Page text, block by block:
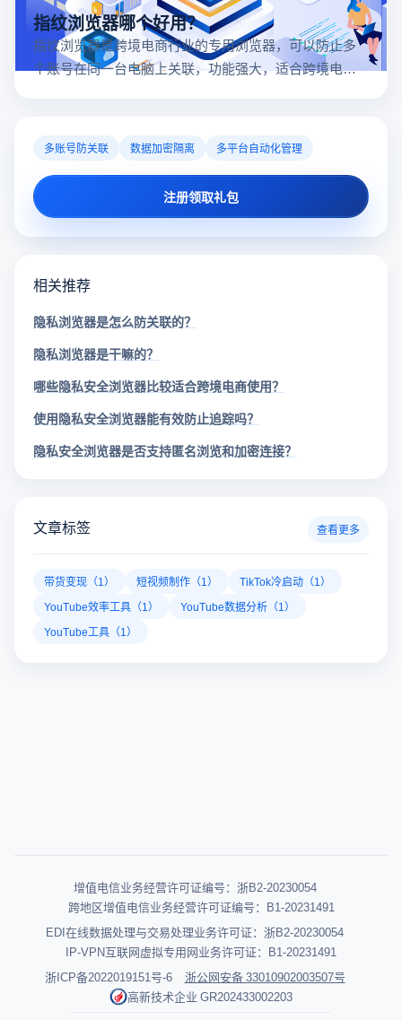
指纹浏览器哪个好用？
指纹浏览器是跨境电商行业的专用浏览器，可以防止多
个账号在同一台电脑上关联，功能强大，适合跨境电商
多账号防关联 数据加密隔离 多平台自动化管理
注册领取礼包
相关推荐
隐私浏览器是怎么防关联的？
隐私浏览器是干嘛的？
哪些隐私安全浏览器比较适合跨境电商使用？
使用隐私安全浏览器能有效防止追踪吗？
隐私安全浏览器是否支持匿名浏览和加密连接？
文章标签 查看更多
带货变现（1） 短视频制作（1）
TikTok冷启动（1）
YouTube效率工具（1）
YouTube数据分析（1）
YouTube工具（1）
增值电信业务经营许可证编号：浙B2-20230054
跨地区增值电信业务经营许可证编号：B1-20231491
EDI在线数据处理与交易处理业务许可证：浙B2-20230054
IP-VPN互联网虚拟专用网业务许可证：B1-20231491
浙ICP备2022019151号-6
浙公网安备 33010902003507号
高新技术企业 GR202433002203